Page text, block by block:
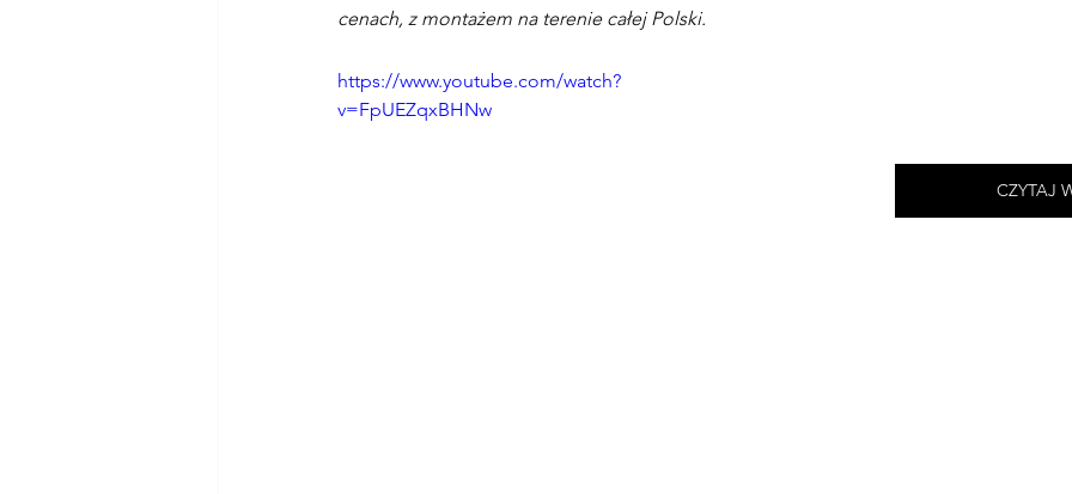
cenach, z montażem na terenie całej Polski.
https://www.youtube.com/watch?
v=FpUEZqxBHNw
CZYTAJ